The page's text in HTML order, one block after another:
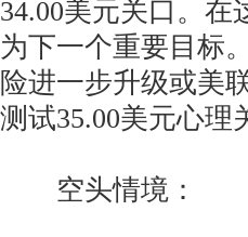
34.00美元关口。在
为下一个重要目标
险进一步升级或美
测试35.00美元心理
空头情境：